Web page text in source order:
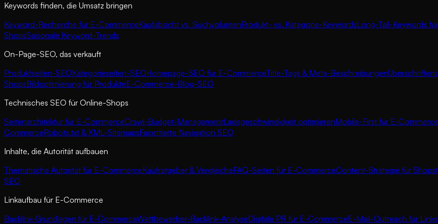
Keywords finden, die Umsatz bringen
Keyword-Recherche für E-CommerceKaufabsicht vs. SuchvolumenProdukt- vs. Kategorie-KeywordsLong-Tail-Keywords
ShopsSaisonale Keyword-Trends
On-Page-SEO, das verkauft
Produktseiten-SEOKategorieseiten-SEOHomepage-SEO für E-CommerceTitle-Tags & Meta-Beschreibungen
ShopsBildoptimierung für ProdukteE-Commerce-Blog-SEO
Technisches SEO für Online-Shops
Seitenarchitektur für E-CommerceCrawl-Budget-ManagementLadegeschwindigkeit optimierenMobile-First für E-Commerce
CommerceRobots.txt & XML-SitemapsFacettierte Navigation SEO
Inhalte, die Autorität aufbauen
Thematische Autorität für E-CommerceKaufratgeber & VergleicheFAQ-Seiten für E-CommerceContent-Strategie für Shops
SEO
Linkaufbau für E-Commerce
Backlink-Grundlagen für E-CommerceWettbewerber-Backlink-AnalyseDigitale PR für E-CommerceE-Mail-Outreach für Links